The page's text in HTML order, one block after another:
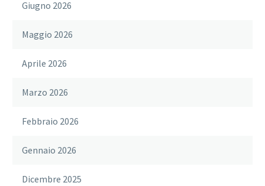
Giugno 2026
Maggio 2026
Aprile 2026
Marzo 2026
Febbraio 2026
Gennaio 2026
Dicembre 2025